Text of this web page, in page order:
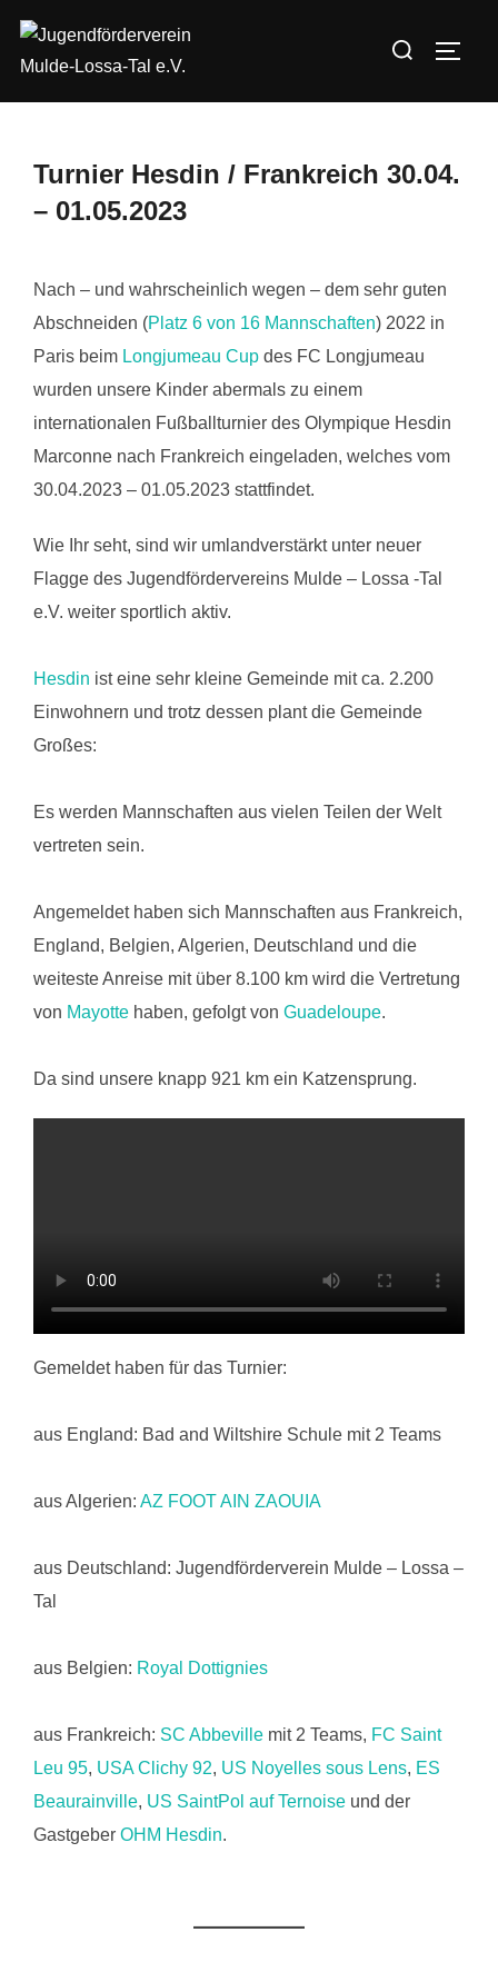
Inhalt
springen
Suchen
Turnier Hesdin / Frankreich 30.04.
– 01.05.2023
Nach – und wahrscheinlich wegen – dem sehr guten
Abschneiden (Platz 6 von 16 Mannschaften) 2022 in
Paris beim Longjumeau Cup des FC Longjumeau
wurden unsere Kinder abermals zu einem
internationalen Fußballturnier des Olympique Hesdin
Marconne nach Frankreich eingeladen, welches vom
30.04.2023 – 01.05.2023 stattfindet.
Wie Ihr seht, sind wir umlandverstärkt unter neuer
Flagge des Jugendfördervereins Mulde – Lossa -Tal
e.V. weiter sportlich aktiv.
Hesdin ist eine sehr kleine Gemeinde mit ca. 2.200
Einwohnern und trotz dessen plant die Gemeinde
Großes:
Es werden Mannschaften aus vielen Teilen der Welt
vertreten sein.
Angemeldet haben sich Mannschaften aus Frankreich,
England, Belgien, Algerien, Deutschland und die
weiteste Anreise mit über 8.100 km wird die Vertretung
von Mayotte haben, gefolgt von Guadeloupe.
Da sind unsere knapp 921 km ein Katzensprung.
Gemeldet haben für das Turnier:
aus England: Bad and Wiltshire Schule mit 2 Teams
aus Algerien: AZ FOOT AIN ZAOUIA
aus Deutschland: Jugendförderverein Mulde – Lossa –
Tal
aus Belgien: Royal Dottignies
aus Frankreich: SC Abbeville mit 2 Teams, FC Saint
Leu 95, USA Clichy 92, US Noyelles sous Lens, ES
Beaurainville, US SaintPol auf Ternoise und der
Gastgeber OHM Hesdin.